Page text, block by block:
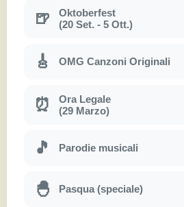
🍺
Oktoberfest
(20 Set. - 5 Ott.)
🎸 OMG Canzoni Originali
⏰
Ora Legale
(29 Marzo)
🎵 Parodie musicali
🐣 Pasqua (speciale)